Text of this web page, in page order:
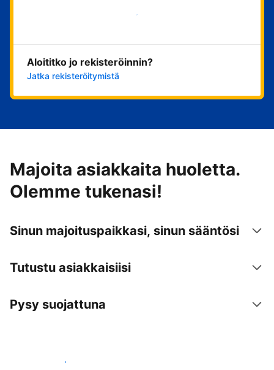
Aloita nyt
Aloititko jo rekisteröinnin?
Jatka rekisteröitymistä
Majoita asiakkaita huoletta.
Olemme tukenasi!
Sinun majoituspaikkasi, sinun sääntösi
Tutustu asiakkaisiisi
Pysy suojattuna
Ryhdy majoittajaksi